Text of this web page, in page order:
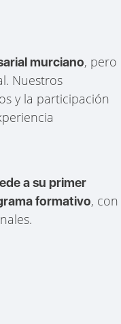
murciano, pero
Nuestros
y la participación
a su primer
formativo, con